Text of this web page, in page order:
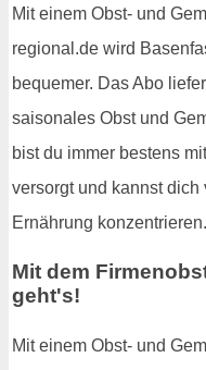
Mit einem Obst- und
regional.de wird
bequemer. Das Abo
saisonales Obst und
bist du immer bestens
versorgt und kannst
Ernährung konzentrieren.
Mit dem
geht's!
Mit einem Obst- und